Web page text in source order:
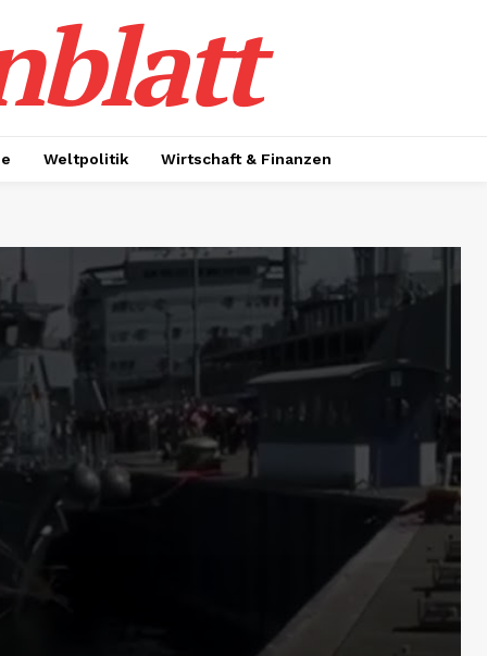
Weltpolitik Wirtschaft & Finanzen